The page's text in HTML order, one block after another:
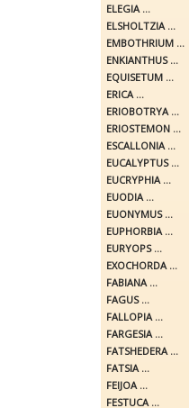
ELEGIA ...
ELSHOLTZIA ...
EMBOTHRIUM ...
ENKIANTHUS ...
EQUISETUM ...
ERICA ...
ERIOBOTRYA ...
ERIOSTEMON ...
ESCALLONIA ...
EUCALYPTUS ...
EUCRYPHIA ...
EUODIA ...
EUONYMUS ...
EUPHORBIA ...
EURYOPS ...
EXOCHORDA ...
FABIANA ...
FAGUS ...
FALLOPIA ...
FARGESIA ...
FATSHEDERA ...
FATSIA ...
FEIJOA ...
FESTUCA ...